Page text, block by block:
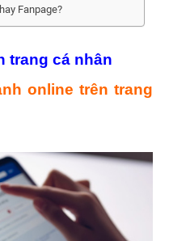
Fanpage?
trang cá nhân
online trên trang